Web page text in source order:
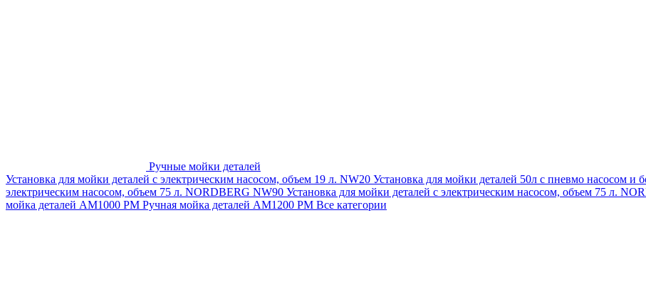
Ручные мойки деталей
Установка для мойки деталей с электрическим насосом, объем 19 л. NW20 Установка для мойки деталей 50л с пневмо насосом и
электрическим насосом, объем 75 л. NORDBERG NW90 Установка для мойки деталей с электрическим насосом, объем 75 л.
мойка деталей АМ1000 РМ Ручная мойка деталей АМ1200 РМ Все категории